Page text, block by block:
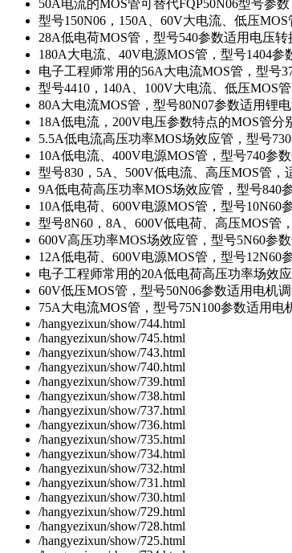
50A电流的MOS管可替代FQP50N06型号参
型号150N06，150A、60V大电流、低压MOS
28A低电荷MOS管，型号540参数适用电压转
180A大电流、40V电源MOS管，型号1404参
电子工程师常用的56A大电流MOS管，型号
型号4410，140A、100V大电流、低压MOS
80A大电流MOS管，型号80N07参数适用锂电
18A低电流，200V电压参数特点的MOS管分
5.5A低电流高压功率MOS场效应管，型号
10A低电流、400V电源MOS管，型号740参
型号830，5A、500V低电流、高压MOS管，
9A低电荷高压功率MOS场效应管，型号840
10A低电荷、600V电源MOS管，型号10N60
型号8N60，8A、600V低电荷、高压MOS管
600V高压功率MOS场效应管，型号5N60参
12A低电荷、600V电源MOS管，型号12N60
电子工程师常用的20A低电荷高压功率场效
60V低压MOS管，型号50N06参数适用电机调
75A大电流MOS管，型号75N100参数适用电
/hangyezixun/show/744.html
/hangyezixun/show/745.html
/hangyezixun/show/743.html
/hangyezixun/show/740.html
/hangyezixun/show/739.html
/hangyezixun/show/738.html
/hangyezixun/show/737.html
/hangyezixun/show/736.html
/hangyezixun/show/735.html
/hangyezixun/show/734.html
/hangyezixun/show/732.html
/hangyezixun/show/731.html
/hangyezixun/show/730.html
/hangyezixun/show/729.html
/hangyezixun/show/728.html
/hangyezixun/show/725.html